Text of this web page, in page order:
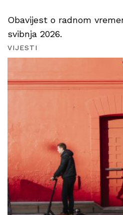
Obavijest o radnom
svibnja 2026.
VIJESTI